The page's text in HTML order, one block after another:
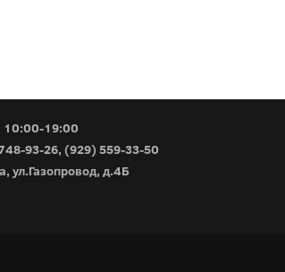
10:00-19:00
93-26, (929) 559-33-50
ул.Газопровод, д.4Б